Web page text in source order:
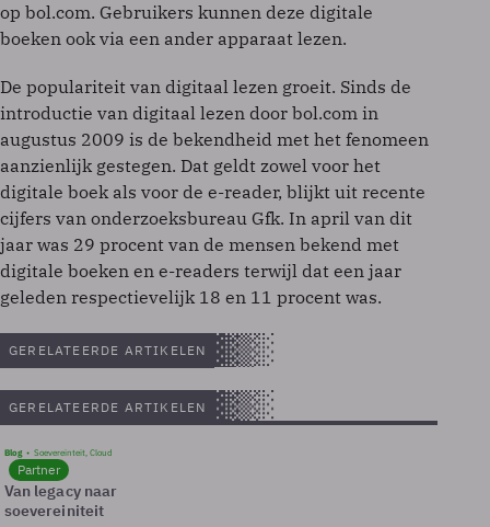
op bol.com. Gebruikers kunnen deze digitale
boeken ook via een ander apparaat lezen.
De populariteit van digitaal lezen groeit. Sinds de
introductie van digitaal lezen door bol.com in
augustus 2009 is de bekendheid met het fenomeen
aanzienlijk gestegen. Dat geldt zowel voor het
digitale boek als voor de e-reader, blijkt uit recente
cijfers van onderzoeksbureau Gfk. In april van dit
jaar was 29 procent van de mensen bekend met
digitale boeken en e-readers terwijl dat een jaar
geleden respectievelijk 18 en 11 procent was.
GERELATEERDE ARTIKELEN
GERELATEERDE ARTIKELEN
Blog Soevereinteit, Cloud
Partner
Van legacy naar
soevereiniteit